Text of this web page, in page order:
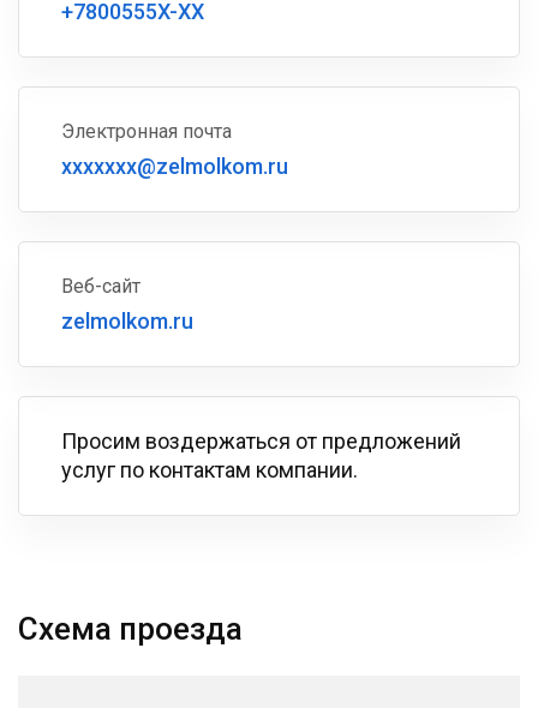
+7800555X-XX
Электронная почта
xxxxxxx@zelmolkom.ru
Веб-сайт
zelmolkom.ru
Просим воздержаться от предложений
услуг по контактам компании.
Схема проезда